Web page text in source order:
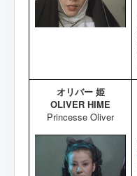
オリバー 姫
OLIVER HIME
Princesse Oliver